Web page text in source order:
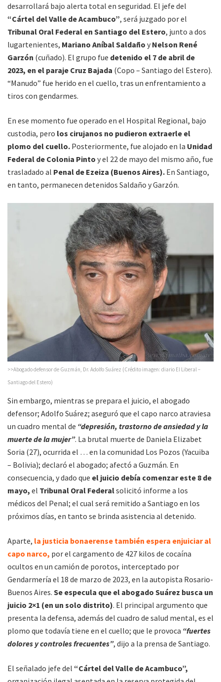
desarrollará bajo alerta total en seguridad. El jefe del
“Cártel del Valle de Acambuco”, será juzgado por el
Tribunal Oral Federal en Santiago del Estero, junto a dos
lugartenientes, Mariano Aníbal Saldaño y Nelson René
Garzón (cuñado). El grupo fue detenido el 7 de abril de
2023, en el paraje Cruz Bajada (Copo – Santiago del Estero).
“Manudo” fue herido en el cuello, tras un enfrentamiento a
tiros con gendarmes.
En ese momento fue operado en el Hospital Regional, bajo
custodia, pero los cirujanos no pudieron extraerle el
plomo del cuello. Posteriormente, fue alojado en la Unidad
Federal de Colonia Pinto y el 22 de mayo del mismo año, fue
trasladado al Penal de Ezeiza (Buenos Aires). En Santiago,
en tanto, permanecen detenidos Saldaño y Garzón.
>>Abogado defensor de Guzmán, Dr. Adolfo Suárez (Crédito imagen: diario El Liberal –
Santiago del Estero)
Sin embargo, mientras se prepara el juicio, el abogado
defensor; Adolfo Suárez; aseguró que el capo narco atraviesa
un cuadro mental de “depresión, trastorno de ansiedad y la
muerte de la mujer”. La brutal muerte de Daniela Elizabet
Soria (27), ocurrida el … en la comunidad Los Pozos (Yacuiba
– Bolivia); declaró el abogado; afectó a Guzmán. En
consecuencia, y dado que el juicio debía comenzar este 8 de
mayo, el Tribunal Oral Federalsolicitó informe a los
médicos del Penal; el cual será remitido a Santiago en los
próximos días, en tanto se brinda asistencia al detenido.
Aparte, la justicia bonaerense también espera enjuiciar al
capo narco, por el cargamento de 427 kilos de cocaína
ocultos en un camión de porotos, interceptado por
Gendarmería el 18 de marzo de 2023, en la autopista Rosario-
Buenos Aires. Se especula que el abogado Suárez busca un
juicio 2×1 (en un solo distrito). El principal argumento que
presenta la defensa, además del cuadro de salud mental, es el
plomo que todavía tiene en el cuello; que le provoca “fuertes
dolores y controles frecuentes”, dijo a la prensa de Santiago.
El señalado jefe del “Cártel del Valle de Acambuco”,